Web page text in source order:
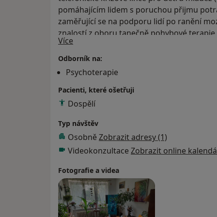
pomáhajícím lidem s poruchou přijmu
zaměřující se na podporu lidí po ranění
znalostí z oboru tanečně pohybové
za pomocí pohybu. Tanečně pohybová
úzce propojené a neoddělitelné. Pohybové
navzájem propojené. Tanečně pohybové
osobnosti, které může být zaměřeno např.
životního stylu, uvolnění kreativity,
spojené zlepšení vztahů či profesních
Více
Odborník na:
Psychoterapie
Pacienti, které ošetřuji
Dospělí
Typ návštěv
Osobně Zobrazit adresy (1)
Videokonzultace Zobrazit online
Fotografie a videa